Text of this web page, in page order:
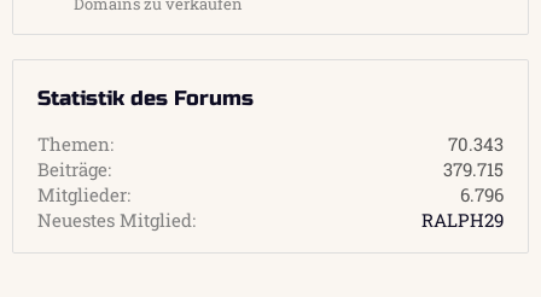
Statistik des Forums
Themen
70.343
Beiträge
379.715
Mitglieder
6.796
Neuestes Mitglied
RALPH29